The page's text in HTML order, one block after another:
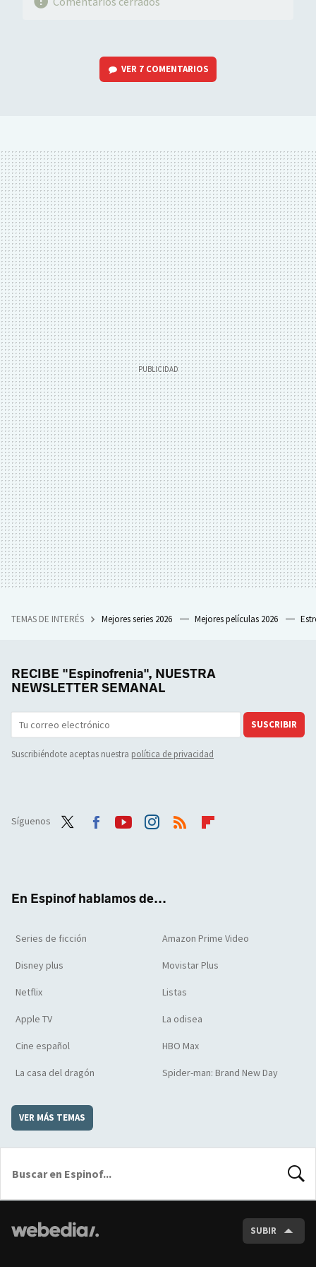
VER 7 COMENTARIOS
TEMAS DE INTERÉS Mejores series 2026 Mejores películas 2026
RECIBE "Espinofrenia", NUESTRA
NEWSLETTER SEMANAL
SUSCRIBIR
Suscribiéndote aceptas nuestra política de privacidad
Síguenos
En Espinof hablamos de...
Series de ficción Amazon Prime Video
Disney plus Movistar Plus
Netflix Listas
Apple TV La odisea
Cine español HBO Max
La casa del dragón Spider-man: Brand New Day
VER MÁS TEMAS
SUBIR